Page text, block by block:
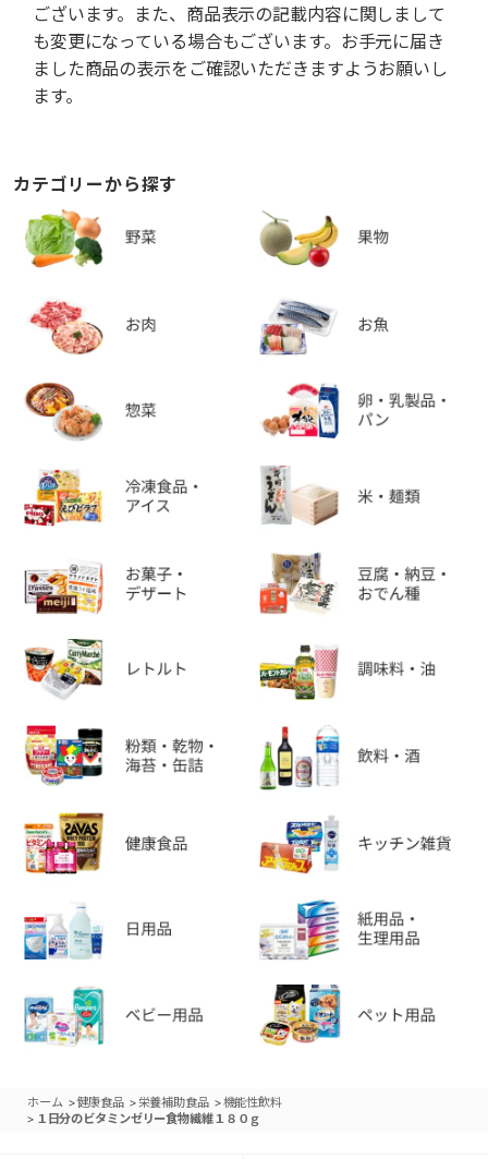
ございます。また、商品表示の記載内容に関しまして
も変更になっている場合もございます。お手元に届き
ました商品の表示をご確認いただきますようお願いし
ます。
カテゴリーから探す
ホーム >健康食品 > 栄養補助食品 >機能性飲料
> １日分のビタミンゼリー食物繊維１８０ｇ